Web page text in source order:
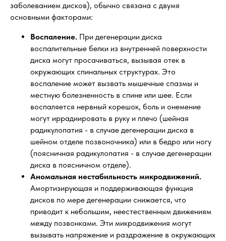
заболеванием дисков), обычно связана с двумя
основными факторами:
Воспаление. При дегенерации диска
воспалительные белки из внутренней поверхности
диска могут просачиваться, вызывая отек в
окружающих спинальных структурах. Это
воспаление может вызвать мышечные спазмы и
местную болезненность в спине или шее. Если
воспаляется нервный корешок, боль и онемение
могут иррадиировать в руку и плечо (шейная
радикулопатия - в случае дегенерации диска в
шейном отделе позвоночника) или в бедро или ногу
(поясничная радикулопатия - в случае дегенерации
диска в поясничном отделе).
Аномальная нестабильность микродвижений.
Амортизирующая и поддерживающая функция
дисков по мере дегенерации снижается, что
приводит к небольшим, неестественным движениям
между позвонками. Эти микродвижения могут
вызывать напряжение и раздражение в окружающих